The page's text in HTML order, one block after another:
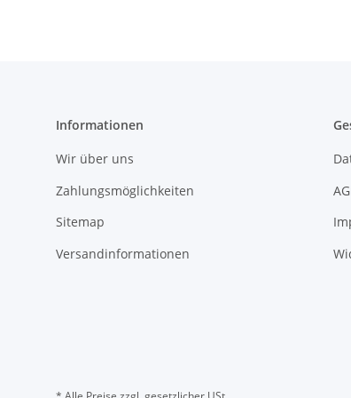
Informationen
Wir über uns
Zahlungsmöglichkeiten
Sitemap
Versandinformationen